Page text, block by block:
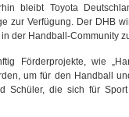
des
bleibt Toyota
zur Verfügung. Der DHB
der Handball-Community
Förderprojekte, wie
um für den Handball
Schüler, die sich für